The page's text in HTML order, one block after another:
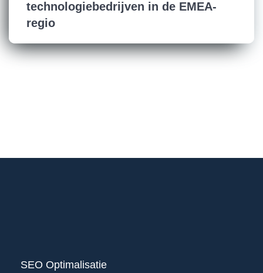
technologiebedrijven in de EMEA-
regio
SEO Optimalisatie